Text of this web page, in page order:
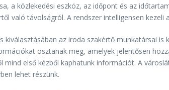
a közlekedési eszköz, az időpont és az
való távolságról. A rendszer intelligensen
kiválasztásában az iroda szakértő munkatársai
osztanak meg, amelyek jelentősen
mind első kézből kaphatunk információt. A
lehet részünk.